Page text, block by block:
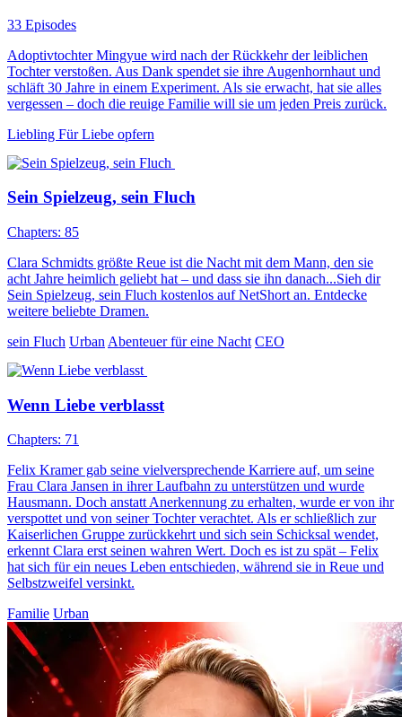
33 Episodes
Adoptivtochter Mingyue wird nach der Rückkehr der leiblichen
Tochter verstoßen. Aus Dank spendet sie ihre Augenhornhaut und
schläft 30 Jahre in einem Experiment. Als sie erwacht, hat sie alles
vergessen – doch die reuige Familie will sie um jeden Preis zurück.
Liebling Für Liebe opfern
Sein Spielzeug, sein Fluch
Chapters: 85
Clara Schmidts größte Reue ist die Nacht mit dem Mann, den sie
acht Jahre heimlich geliebt hat – und dass sie ihn danach...Sieh dir
Sein Spielzeug, sein Fluch kostenlos auf NetShort an. Entdecke
weitere beliebte Dramen.
sein Fluch Urban Abenteuer für eine Nacht CEO
Wenn Liebe verblasst
Chapters: 71
Felix Kramer gab seine vielversprechende Karriere auf, um seine
Frau Clara Jansen in ihrer Laufbahn zu unterstützen und wurde
Hausmann. Doch anstatt Anerkennung zu erhalten, wurde er von ihr
verspottet und von seiner Tochter verachtet. Als er schließlich zur
Kaiserlichen Gruppe zurückkehrt und sich sein Schicksal wendet,
erkennt Clara erst seinen wahren Wert. Doch es ist zu spät – Felix
hat sich für ein neues Leben entschieden, während sie in Reue und
Selbstzweifel versinkt.
Familie Urban